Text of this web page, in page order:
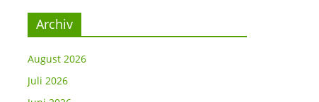
Archiv
August 2026
Juli 2026